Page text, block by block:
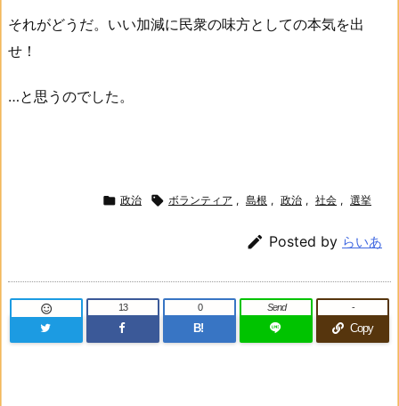
それがどうだ。いい加減に民衆の味方としての本気を出
せ！
…と思うのでした。
 政治  ボランティア , 島根 , 政治 , 社会 , 選挙
 Posted by らいあ
 13
B!
0 Send
Copy
-